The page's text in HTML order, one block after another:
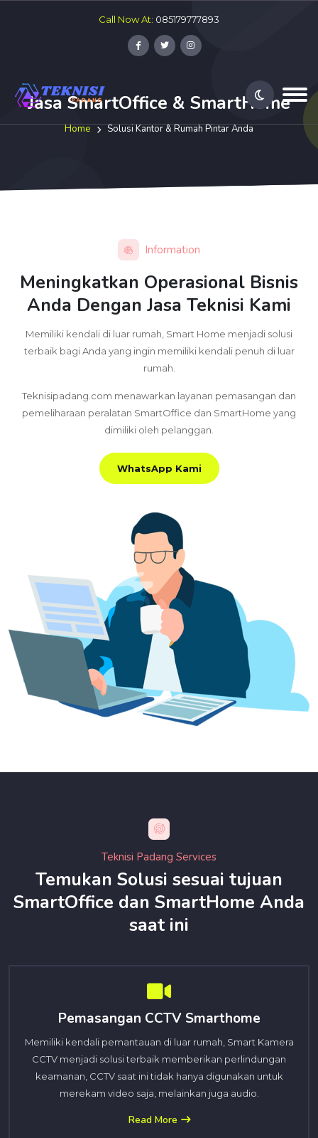
Call Now At: 085179777893
Jasa SmartOffice & SmartHome
Home Solusi Kantor & Rumah Pintar Anda
Information
Meningkatkan Operasional Bisnis
Anda Dengan Jasa Teknisi Kami
Memiliki kendali di luar rumah, Smart Home menjadi solusi
terbaik bagi Anda yang ingin memiliki kendali penuh di luar
rumah.
Teknisipadang.com menawarkan layanan pemasangan dan
pemeliharaan peralatan SmartOffice dan SmartHome yang
dimiliki oleh pelanggan.
WhatsApp Kami
Teknisi Padang Services
Temukan Solusi sesuai tujuan
SmartOffice dan SmartHome Anda
saat ini
Pemasangan CCTV Smarthome
Memiliki kendali pemantauan di luar rumah, Smart Kamera
CCTV menjadi solusi terbaik memberikan perlindungan
keamanan, CCTV saat ini tidak hanya digunakan untuk
merekam video saja, melainkan juga audio.
Read More